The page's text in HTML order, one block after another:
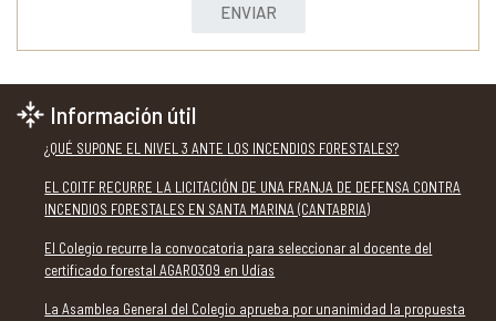
ENVIAR
Información útil
¿QUÉ SUPONE EL NIVEL 3 ANTE LOS INCENDIOS FORESTALES?
EL COITF RECURRE LA LICITACIÓN DE UNA FRANJA DE DEFENSA CONTRA
INCENDIOS FORESTALES EN SANTA MARINA (CANTABRIA)
El Colegio recurre la convocatoria para seleccionar al docente del
certificado forestal AGAR0309 en Udías
La Asamblea General del Colegio aprueba por unanimidad la propuesta